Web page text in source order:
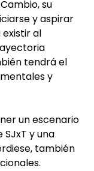
su
y aspirar
al
tendrá el
y
un escenario
y una
también